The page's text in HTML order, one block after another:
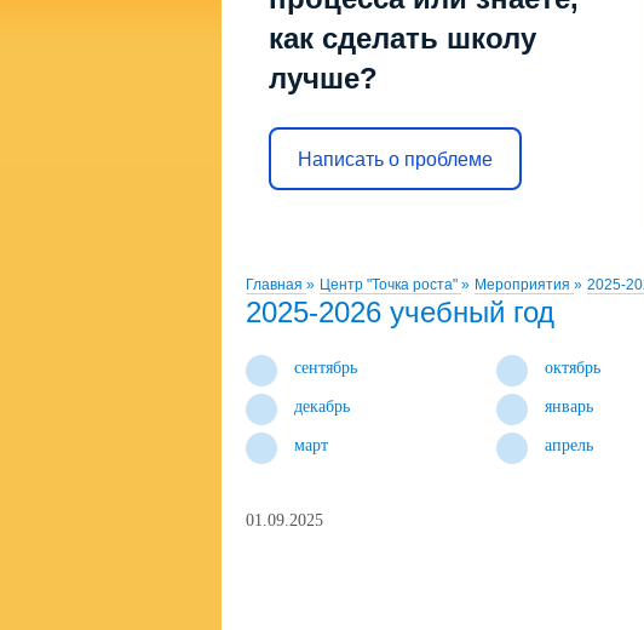
как сделать школу
лучше?
Написать о проблеме
Главная » Центр "Точка роста" » Мероприятия » 2025-
2025-2026 учебный год
сентябрь октябрь
декабрь январь
март апрель
01.09.2025